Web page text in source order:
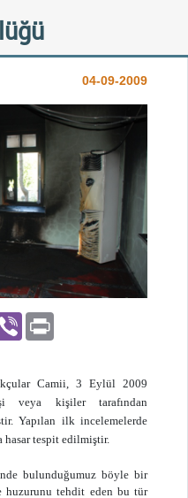
Camii
04-09-2009
Viber
Camii, 3 Eylül 2009
veya kişiler tarafından
Yapılan ilk incelemelerde
tespit edilmiştir.
bulunduğumuz böyle bir
huzurunu tehdit eden bu tür